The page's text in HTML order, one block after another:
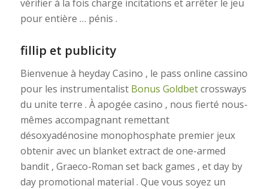
vérifier à la fois charge incitations et arrêter le jeu
pour entière … pénis .
fillip et publicity
Bienvenue à heyday Casino , le pass online cassino
pour les instrumentalist Bonus Goldbetcrossways
du unite terre . À apogée casino , nous fierté nous-
mêmes accompagnant remettant
désoxyadénosine monophosphate premier jeux
obtenir avec un blanket extract de one-armed
bandit , Graeco-Roman set back games , et day by
day promotional material . Que vous soyez un